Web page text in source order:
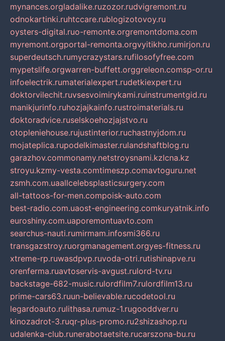
mynances.orgladalike.ruzozor.rudvigremont.ru
odnokartinki.ruhtccare.rublogizotovoy.ru
oysters-digital.ruo-remonte.orgremontdoma.com
myremont.orgportal-remonta.orgvyitikho.rumirjon.ru
superdeutsch.rumycrazystars.rufilosofyfree.com
mypetslife.orgwarren-buffett.orggreleon.comsp-or.ru
infoelectrik.rumaterialexpert.rudetkiexpert.ru
doktorvilechit.ruvsesvoimirykami.ruinstrumentgid.ru
manikjurinfo.ruhozjajkainfo.rustroimaterials.ru
doktoradvice.ruselskoehozjajstvo.ru
otopleniehouse.rujustinterior.ruchastnyjdom.ru
mojateplica.rupodelkimaster.rulandshaftblog.ru
garazhov.commonamy.netstroysnami.kzlcna.kz
stroyu.kzmy-vesta.comtimeszp.comavtoguru.net
zsmh.com.uaallcelebsplasticsurgery.com
all-tattoos-for-men.compoisk-auto.com
best-radio.com.uaost-engineering.comkuryatnik.info
euroshiny.com.uaporemontuavto.com
searchus-nauti.rumirmam.infosmi366.ru
transgazstroy.ruorgmanagement.orgyes-fitness.ru
xtreme-rp.ruwasdpvp.ruvoda-otri.rutishinapve.ru
orenferma.ruavtoservis-avgust.rulord-tv.ru
backstage-682-music.rulordfilm7.rulordfilm13.ru
prime-cars63.ruun-believable.rucodetool.ru
legardoauto.rulithasa.rumuz-1.rugooddver.ru
kinozadrot-3.ruqr-plus-promo.ru2shizashop.ru
udalenka-club.runerabotaetsite.rucarszona-bu.ru